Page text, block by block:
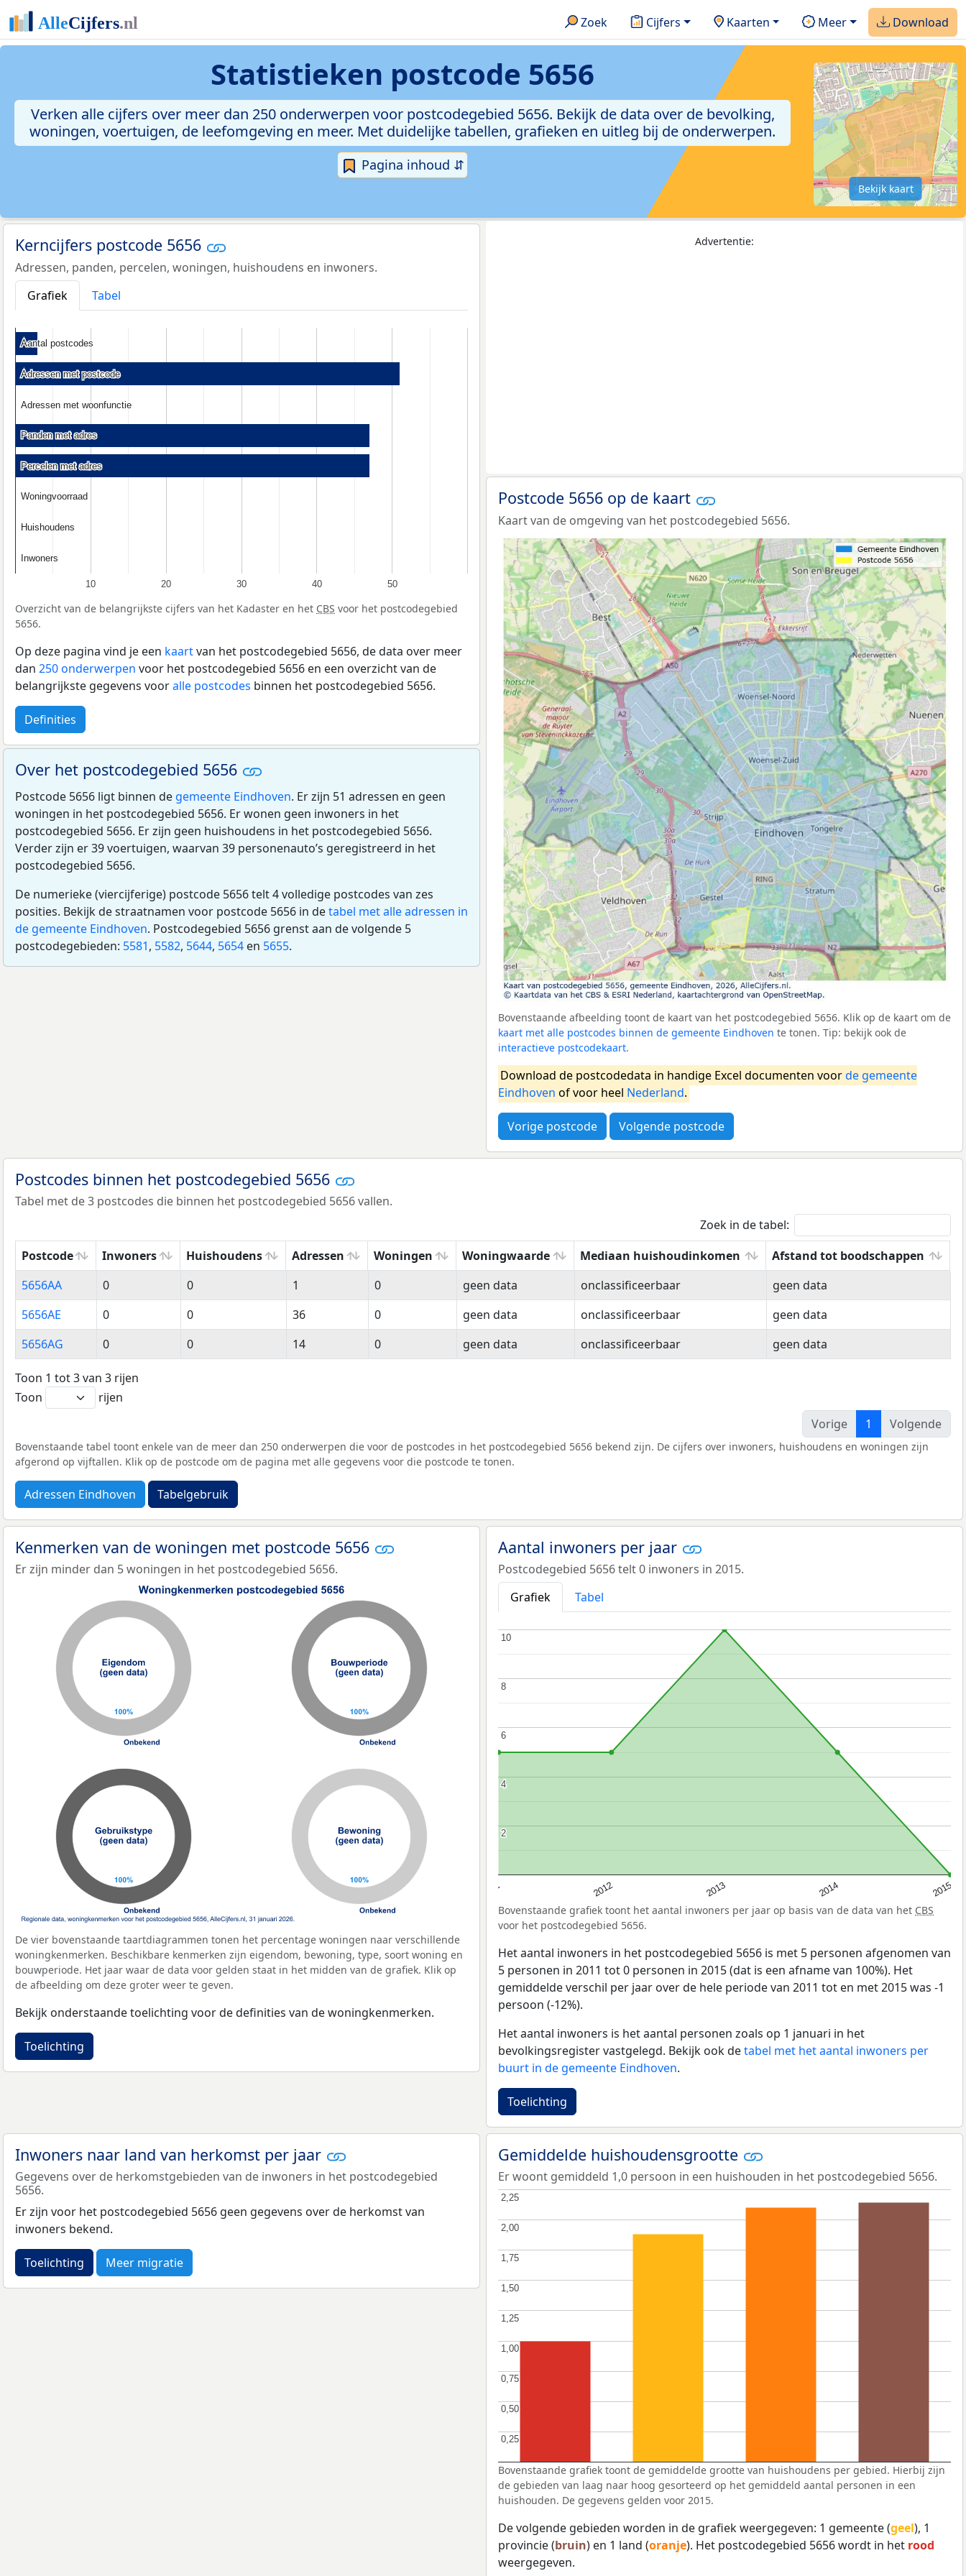
Zoek Cijfers Kaarten Meer Download
Statistieken postcode 5656
Verken alle cijfers over meer dan 250 onderwerpen voor postcodegebied 5656. Bekijk de data over de bevolking,
woningen, voertuigen, de leefomgeving en meer. Met duidelijke tabellen, grafieken en uitleg bij de onderwerpen.
Pagina inhoud ⇵
Bekijk kaart
Kerncijfers postcode 5656
Adressen, panden, percelen, woningen, huishoudens en inwoners.
Grafiek
Tabel
10 20 30 40 50
Aantal postcodes
Aantal postcodes
Adressen met postcode
Adressen met postcode
Adressen met woonfunctie
Adressen met woonfunctie
Panden met adres
Panden met adres
Percelen met adres
Percelen met adres
Woningvoorraad
Woningvoorraad
Huishoudens
Huishoudens
Inwoners
Inwoners
Overzicht van de belangrijkste cijfers van het Kadaster en het CBS voor het postcodegebied
5656.
Op deze pagina vind je een kaartvan het postcodegebied 5656, de data over meer
dan 250 onderwerpen voor het postcodegebied 5656 en een overzicht van de
belangrijkste gegevens vooralle postcodes binnen het postcodegebied 5656.
Definities
Over het postcodegebied 5656
Postcode 5656 ligt binnen de gemeente Eindhoven. Er zijn 51 adressen en geen
woningen in het postcodegebied 5656. Er wonen geen inwoners in het
postcodegebied 5656. Er zijn geen huishoudens in het postcodegebied 5656.
Verder zijn er 39 voertuigen, waarvan 39 personenauto’s geregistreerd in het
postcodegebied 5656.
De numerieke (viercijferige) postcode 5656 telt 4 volledige postcodes van zes
posities. Bekijk de straatnamen voor postcode 5656 in detabel met alle adressen in
de gemeente Eindhoven. Postcodegebied 5656 grenst aan de volgende 5
postcodegebieden: 5581, 5582, 5644, 5654 en 5655.
Advertentie:
Postcode 5656 op de kaart
Kaart van de omgeving van het postcodegebied 5656.
Bovenstaande afbeelding toont de kaart van het postcodegebied 5656. Klik op de kaart om de
kaart met alle postcodes binnen de gemeente Eindhoven te tonen. Tip: bekijk ook de
interactieve postcodekaart.
Download de postcodedata in handige Excel documenten voorde gemeente
Eindhoven of voor heel Nederland.
Vorige postcode Volgende postcode
Postcodes binnen het postcodegebied 5656
Tabel met de 3 postcodes die binnen het postcodegebied 5656 vallen.
Zoek in de tabel:
Postcode
Inwoners Huishoudens Adressen Woningen Woningwaarde Mediaan huishoudinkomen
Afstand tot boodschappen
Postcode
Inwoners Huishoudens Adressen Woningen Woningwaarde Mediaan huishoudinkomen Afstand tot boodschappen
5656AA 0 0 1 0 geen data onclassificeerbaar
geen data
5656AE
0 0 36 0 geen data onclassificeerbaar
geen data
5656AG
0 0 14 0 geen data onclassificeerbaar geen data
Toon 1 tot 3 van 3 rijen
Toon
rijen
Vorige
1 Volgende
Bovenstaande tabel toont enkele van de meer dan 250 onderwerpen die voor de postcodes in het postcodegebied 5656 bekend zijn. De cijfers over inwoners, huishoudens en woningen zijn
afgerond op vijftallen. Klik op de postcode om de pagina met alle gegevens voor die postcode te tonen.
Adressen Eindhoven Tabelgebruik
Kenmerken van de woningen met postcode 5656
Er zijn minder dan 5 woningen in het postcodegebied 5656.
De vier bovenstaande taartdiagrammen tonen het percentage woningen naar verschillende
woningkenmerken. Beschikbare kenmerken zijn eigendom, bewoning, type, soort woning en
bouwperiode. Het jaar waar de data voor gelden staat in het midden van de grafiek. Klik op
de afbeelding om deze groter weer te geven.
Bekijk onderstaande toelichting voor de definities van de woningkenmerken.
Toelichting
Aantal inwoners per jaar
Postcodegebied 5656 telt 0 inwoners in 2015.
Grafiek
Tabel
2011 2012 2013 2014 2015
2
2
4
4
6
6
8
8
10
10
Bovenstaande grafiek toont het aantal inwoners per jaar op basis van de data van het CBS
voor het postcodegebied 5656.
Het aantal inwoners in het postcodegebied 5656 is met 5 personen afgenomen van
5 personen in 2011 tot 0 personen in 2015 (dat is een afname van 100%). Het
gemiddelde verschil per jaar over de hele periode van 2011 tot en met 2015 was -1
persoon (-12%).
Het aantal inwoners is het aantal personen zoals op 1 januari in het
bevolkingsregister vastgelegd. Bekijk ook detabel met het aantal inwoners per
buurt in de gemeente Eindhoven.
Toelichting
Inwoners naar land van herkomst per jaar
Gegevens over de herkomstgebieden van de inwoners in het postcodegebied
5656.
Er zijn voor het postcodegebied 5656 geen gegevens over de herkomst van
inwoners bekend.
Toelichting Meer migratie
Gemiddelde huishoudensgrootte
Er woont gemiddeld 1,0 persoon in een huishouden in het postcodegebied 5656.
0,25
0,25
0,50
0,50
0,75
0,75
1,00
1,00
1,25
1,25
1,50
1,50
1,75
1,75
2,00
2,00
2,25
2,25
Bovenstaande grafiek toont de gemiddelde grootte van huishoudens per gebied. Hierbij zijn
de gebieden van laag naar hoog gesorteerd op het gemiddeld aantal personen in een
huishouden. De gegevens gelden voor 2015.
De volgende gebieden worden in de grafiek weergegeven: 1 gemeente (geel), 1
provincie (bruin) en 1 land (oranje). Het postcodegebied 5656 wordt in het rood
weergegeven.